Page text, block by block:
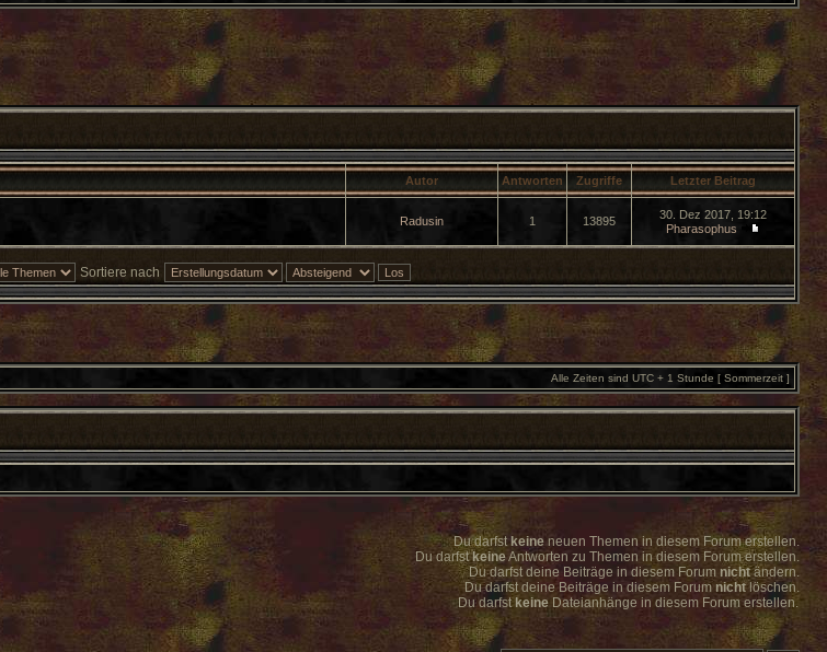
Autor Antworten Zugriffe Letzter Beitrag
Radusin 1 13895
30. Dez 2017, 19:12
Pharasophus
Sortiere nach
Alle Zeiten sind UTC + 1 Stunde [ Sommerzeit ]
Du darfst keine neuen Themen in diesem Forum erstellen.
Du darfstkeineAntworten zu Themen in diesem Forum erstellen.
Du darfst deine Beiträge in diesem Forum nichtändern.
Du darfst deine Beiträge in diesem Forum nichtlöschen.
Du darfst keine Dateianhänge in diesem Forum erstellen.